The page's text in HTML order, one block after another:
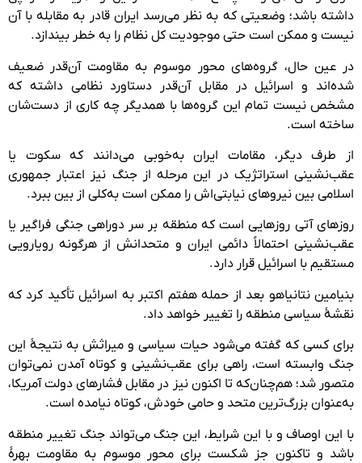
داشته باشد؛ وضعیتی که به نظر می‌رسد ایران قادر به مقابله با آن
نیست و ممکن است حتی موجودیت کل نظام را به خطر بیندازد.
در عین حال، گروه‌های محور موسوم به مقاومت آن‌قدر ضعیف
شده‌اند و اسرائیل در مقابل آن‌قدر دستاورد نظامی داشته که
مشخص نیست تمام این گروه‌ها با همدیگر چه کاری از دست‌شان
ساخته است.
از طرف دیگر، مقامات ایران به‌خوبی می‌دانند که سکوت یا
عقب‌نشینی استراتژیک در این مرحله از جنگ نیز اعتبار جمهوری
اسلامی بین نیروهای نیابتی‌اش را ممکن است به‌کلی از بین ببرد.
روزهای آتی روزهایی است که منطقه بر سر دوراهی جنگی فراگیر یا
عقب‌نشینی احتمالاً دائمی ایران و متحدانش از هرگونه رویارویی
مستقیم با اسرائیل قرار دارد.
بنیامین نتانیاهو بعد از حمله هفتم اکتبر به اسرائیل تأکید کرد که
نقشهٔ سیاسی منطقه را تغییر خواهد داد.
برای کسی که گفته می‌شود حیات سیاسی و میراثش به نتیجهٔ این
جنگ وابسته است، راهی برای عقب‌نشینی و کوتاه آمدن نمی‌توان
متصور شد؛ هم‌چنان‌که تا اکنون نیز در مقابل فشارهای دولت آمریکا،
به‌عنوان بزرگ‌ترین متحد و حامی‌ خودش، کوتاه نیامده است.
با این اوصاف و با این شرایط، این جنگ می‌تواند جنگ تغییر منطقه
باشد و تاکنون جز شکست برای محور موسوم به مقاومت بهرهٔ